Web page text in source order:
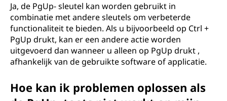
Ja, de PgUp- sleutel kan worden gebruikt in
combinatie met andere sleutels om verbeterde
functionaliteit te bieden. Als u bijvoorbeeld op Ctrl +
PgUp drukt, kan er een andere actie worden
uitgevoerd dan wanneer u alleen op PgUp drukt ,
afhankelijk van de gebruikte software of applicatie.
Hoe kan ik problemen oplossen als